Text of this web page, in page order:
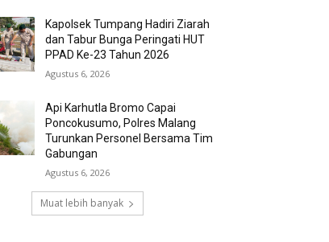
Kapolsek Tumpang Hadiri Ziarah
dan Tabur Bunga Peringati HUT
PPAD Ke-23 Tahun 2026
Agustus 6, 2026
Api Karhutla Bromo Capai
Poncokusumo, Polres Malang
Turunkan Personel Bersama Tim
Gabungan
Agustus 6, 2026
Muat lebih banyak